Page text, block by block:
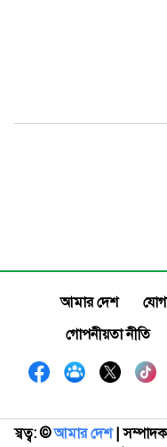
আমার দেশ
গোপনীয়তা নীতি
স্বত্ব: ©️আমার দেশ|